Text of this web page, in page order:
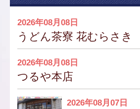
2026年08月08日
うどん茶寮 花むらさき
2026年08月08日
つるや本店
2026年08月07日